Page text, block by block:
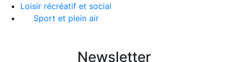
Loisir récréatif et social
Sport et plein air
Newsletter